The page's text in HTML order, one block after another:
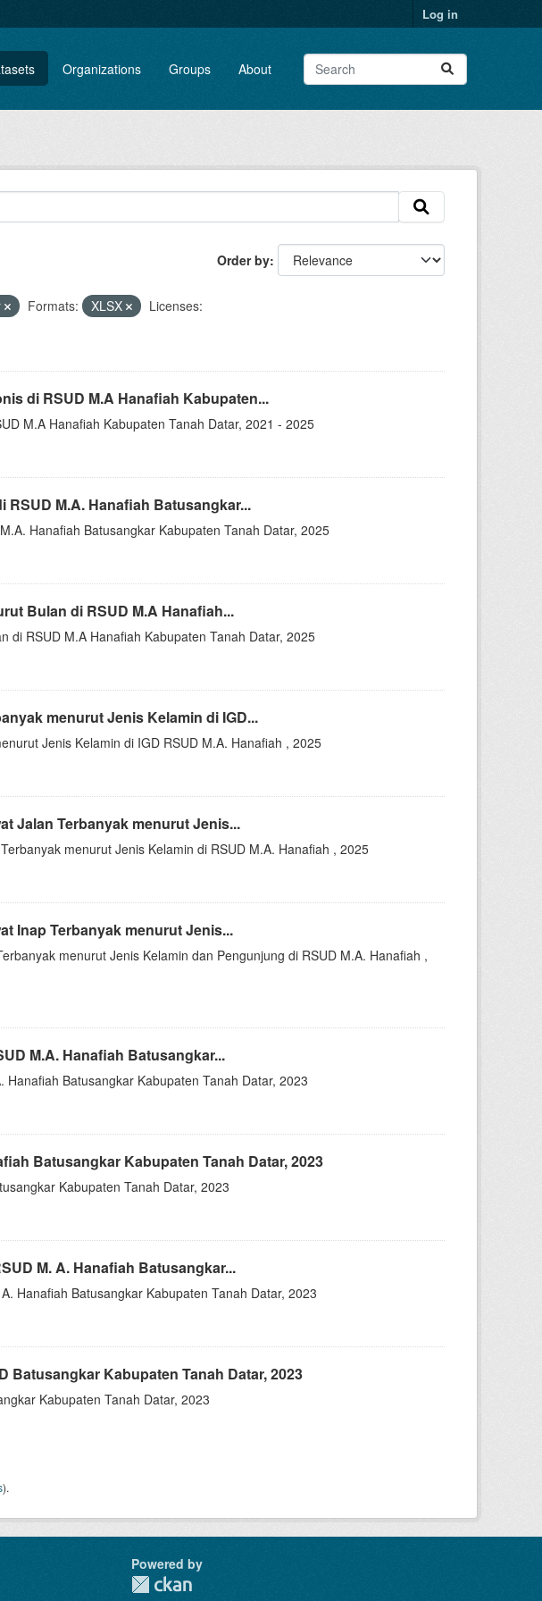
Log in
Organizations Groups About
Order by
Formats: XLSX
Licenses:
di RSUD M.A Hanafiah Kabupaten...
M.A Hanafiah Kabupaten Tanah Datar, 2021 - 2025
M.A. Hanafiah Batusangkar...
Hanafiah Batusangkar Kabupaten Tanah Datar, 2025
Bulan di RSUD M.A Hanafiah...
di RSUD M.A Hanafiah Kabupaten Tanah Datar, 2025
menurut Jenis Kelamin di IGD...
Jenis Kelamin di IGD RSUD M.A. Hanafiah , 2025
Jalan Terbanyak menurut Jenis...
menurut Jenis Kelamin di RSUD M.A. Hanafiah , 2025
Inap Terbanyak menurut Jenis...
menurut Jenis Kelamin dan Pengunjung di RSUD M.A. Hanafiah ,
M.A. Hanafiah Batusangkar...
Batusangkar Kabupaten Tanah Datar, 2023
Batusangkar Kabupaten Tanah Datar, 2023
Kabupaten Tanah Datar, 2023
M. A. Hanafiah Batusangkar...
Hanafiah Batusangkar Kabupaten Tanah Datar, 2023
Batusangkar Kabupaten Tanah Datar, 2023
Kabupaten Tanah Datar, 2023
).
Powered by